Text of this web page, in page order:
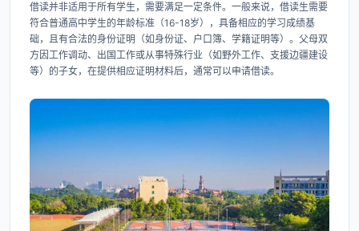
借读并非适用于所有学生，需要满足一定条件。一般来说，借读生需要
符合普通高中学生的年龄标准（16-18岁），具备相应的学习成绩基
础，且有合法的身份证明（如身份证、户口簿、学籍证明等）。父母双
方因工作调动、出国工作或从事特殊行业（如野外工作、支援边疆建设
等）的子女，在提供相应证明材料后，通常可以申请借读。